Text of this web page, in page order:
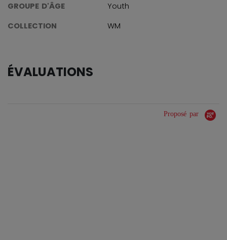
GROUPE D'ÂGE
Youth
COLLECTION
WM
ÉVALUATIONS
Proposé par